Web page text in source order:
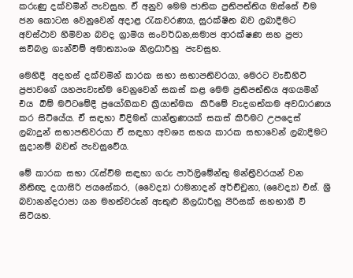
කරුණු දක්වමින් පැවසුහ. ඒ අනුව මෙම ජාතික ප්‍රතිපත්තිය ඔස්සේ එම
ජන කොටස වෙනුවෙන් අදාළ රැකවරණය, සුරක්ෂිත බව ලබාදීමට
අවස්ථාව හිමිවන බවද ග්‍රාමීය සංවර්ධන,සමාජ ආරක්ෂණ සහ ප්‍රජා
සවිබල ගැන්වීම් අමාත්‍යාංශ නිලධාරීහු පැවසුහ.
මෙහිදී අදහස් දක්වමින් කාරක සභා සභාපතිවරයා, මෙරට වැඩිහිටි
ප්‍රජාවගේ යහපැවැත්ම වෙනුවෙන් සකස් කළ මෙම ප්‍රතිපත්තිය අගයමින්
එය බිම් මට්ටමේදී ප්‍රයෝගිකව ක්‍රියාත්මක කිරීමේ වැදගත්කම අවධාරණය
කර සිටියේය. ඒ සඳහා විදිමත් යාන්ත්‍රණයක් සකස් කිරීමට උපදෙස්
ලබාදුන් සභාපතිවරයා ඒ සඳහා අවශ්‍ය සහය කාරක සභාවෙන් ලබාදීමට
සුදානම් බවත් පැවසුවේය.
මේ කාරක සභා රැස්වීම සඳහා ගරු පාර්ලිමේන්තු මන්ත්‍රීවරයන් වන
නීතිඥ දයාසිරි ජයසේකර, (වෛද්‍ය) රාමනාදන් අර්ච්චුනා, (වෛද්‍ය) එස්. ශ්‍රී
බවානන්දරාජා යන මහත්වරුන් ඇතුළු නිලධාරීහු පිරිසක් සහභාගී වී
සිටියහ.